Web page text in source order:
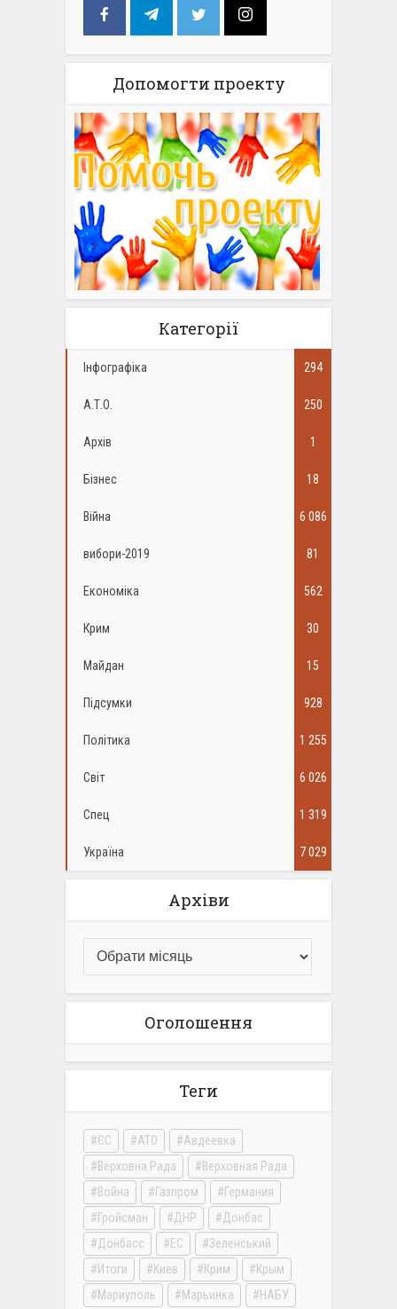
Допомогти проекту
Категорії
Інфографіка 294
А.Т.О. 250
Архів 1
Бізнес 18
Війна 6 086
вибори-2019 81
Економіка 562
Крим 30
Майдан 15
Підсумки 928
Політика 1 255
Світ 6 026
Спец 1 319
Україна 7 029
Архіви
Оголошення
Теги
ЄС АТО
Авдеевка
Верховна Рада
Верховная Рада
Война
Газпром
Германия
Гройсман
ДНР
Донбас
Донбасс
ЕС
Зеленський
Итоги
Киев Крим
Крым
Мариуполь
Марьинка НАБУ